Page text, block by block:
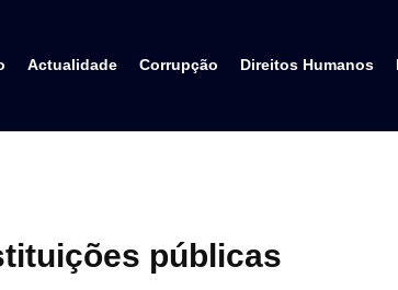
Actualidade Corrupção Direitos Humanos
públicas